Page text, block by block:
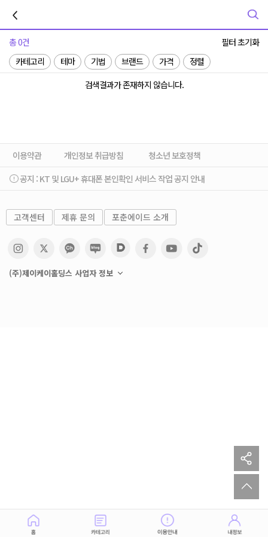
총 0건
필터 초기화
카테고리
테마 기법 브랜드 가격
정렬
검색결과가 존재하지 않습니다.
이용약관 개인정보 취급방침
청소년 보호정책
공지 : KT 및 LGU+ 휴대폰 본인확인 서비스 작업 공지 안내
고객센터 제휴 문의 포춘에이드 소개
(주)제이케이홀딩스 사업자 정보